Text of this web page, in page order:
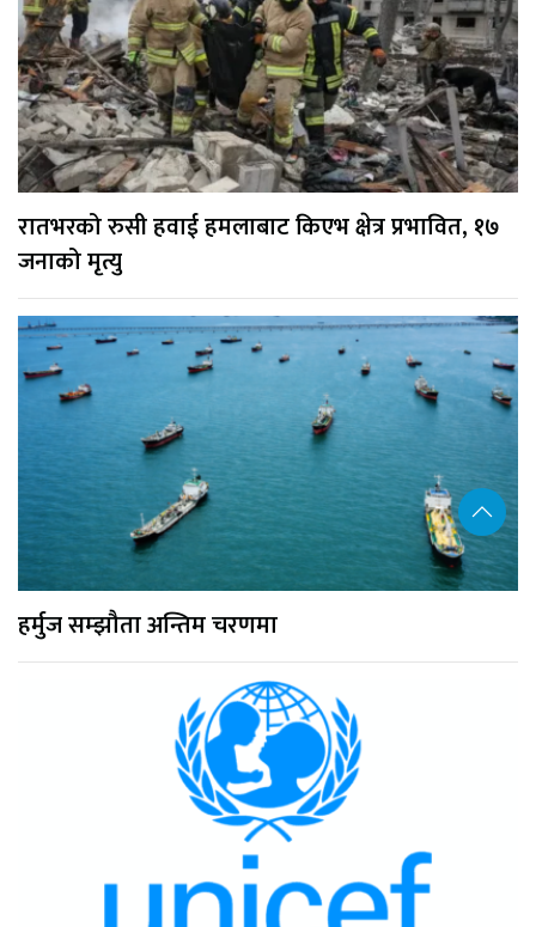
रातभरको रुसी हवाई हमलाबाट किएभ क्षेत्र प्रभावित, १७
जनाको मृत्यु
हर्मुज सम्झौता अन्तिम चरणमा